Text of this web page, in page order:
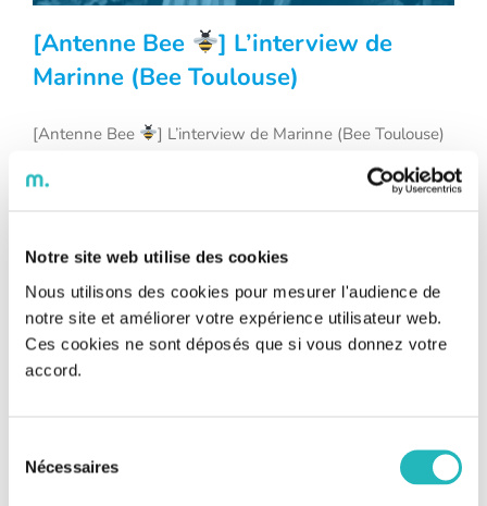
Notre site web utilise des cookies
Nous utilisons des cookies pour mesurer l'audience de
notre site et améliorer votre expérience utilisateur web.
Ces cookies ne sont déposés que si vous donnez votre
accord.
Nécessaires
[Antenne Bee
] L’interview de
Marinne (Bee Toulouse)
[Antenne Bee
] L’interview de Marinne (Bee Toulouse)
agence Toulousaine, à la rencontre de Marinne,
Ruche ? Cliquez-ici